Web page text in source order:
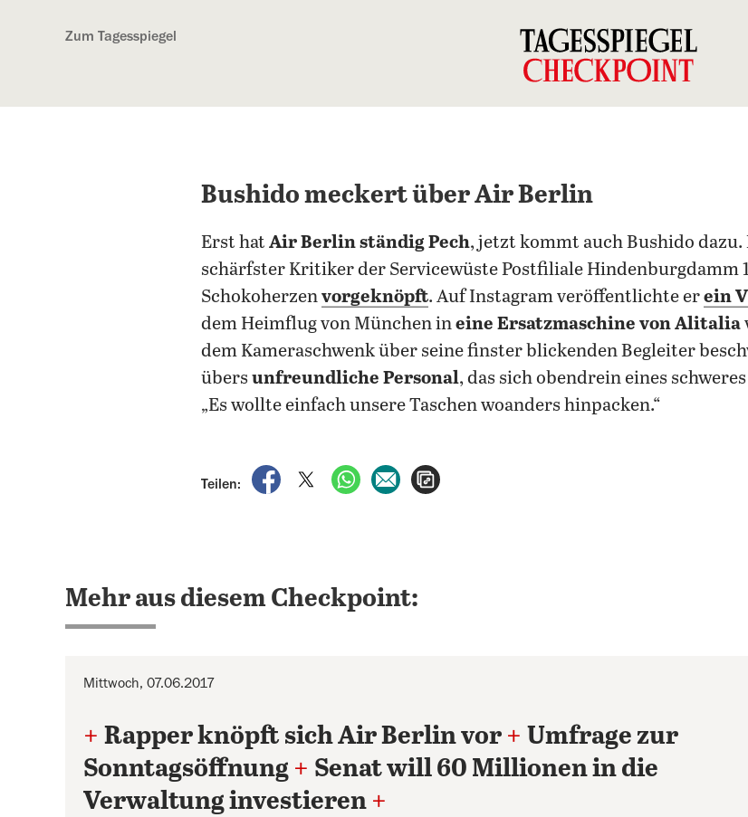
Zum Tagesspiegel
Bushido meckert über Air Berlin
Erst hat Air Berlin ständig Pech, jetzt kommt auch Bushido dazu.
schärfster Kritiker der Servicewüste Postfiliale Hindenburgdamm
Schokoherzenvorgeknöpft. Auf Instagram veröffentlichte erein
dem Heimflug von München ineine Ersatzmaschine von Alitalia
dem Kameraschwenk über seine finster blickenden Begleiter
übersunfreundliche Personal, das sich obendrein eines
„Es wollte einfach unsere Taschen woanders hinpacken.“
Teilen:
auf Facebook teilen
auf X teilenper WhatsApp teilen
per E-Mail teilen
Mehr aus diesem Checkpoint:
Mittwoch, 07.06.2017
+ Rapper knöpft sich Air Berlin vor + Umfrage zur
Sonntagsöffnung + Senat will 60 Millionen in die
Verwaltung investieren +